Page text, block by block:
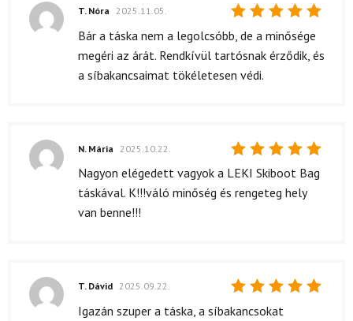
Értékelés:
5
T. Nóra 2025.11.05.
Bár a táska nem a legolcsóbb, de a minősége
megéri az árát. Rendkívül tartósnak érződik, és
a síbakancsaimat tökéletesen védi.
Értékelés:
N. Mária 2025.10.22.
Nagyon elégedett vagyok a LEKI Skiboot Bag
táskával. K!!!váló minőség és rengeteg hely
van benne!!!
Értékelés:
T. Dávid 2025.09.22.
Igazán szuper a táska, a síbakancsokat